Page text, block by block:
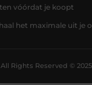
vóórdat je koopt
het maximale uit je
All Rights Reserved © 2025